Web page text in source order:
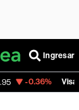
Ingresar
Visa 368.54